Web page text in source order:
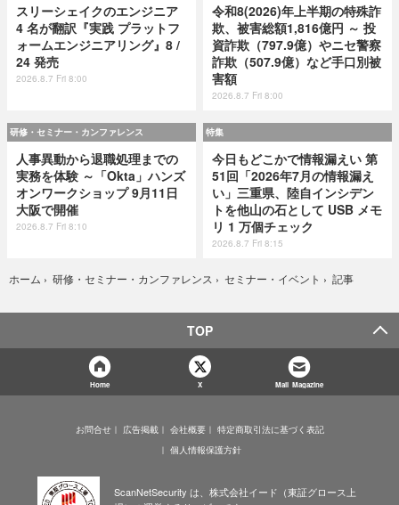
スリーシェイクのエンジニア
4 名が翻訳『実践 プラットフ
ォームエンジニアリング』8 /
24 発売
2026.8.7 Fri 8:00
令和8(2026)年上半期の特殊詐
欺、被害総額1,816億円 ～ 投
資詐欺（797.9億）やニセ警察
詐欺（507.9億）など手口別被
害額
2026.8.7 Fri 8:00
研修・セミナー・カンファレンス
人事異動から退職処理までの
実務を体験 ～「Okta」ハンズ
オンワークショップ 9月11日
大阪で開催
2026.8.7 Fri 8:10
特集
今日もどこかで情報漏えい 第
51回「2026年7月の情報漏え
い」三重県、陸自インシデン
トを他山の石として USB メモ
リ 1 万個チェック
2026.8.7 Fri 8:15
ホーム › 研修・セミナー・カンファレンス › セミナー・イベント › 記事
TOP
Home X Mail Magazine
お問合せ 広告掲載 会社概要
特定商取引法に基づく表記
個人情報保護方針
ScanNetSecurity は、株式会社イード（東証グロース上